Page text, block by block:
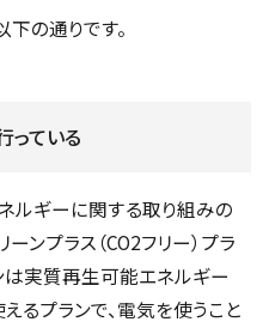
の通りです。
っている
ギーに関する取り組みの
ンプラス（CO2フリー）プラ
は実質再生可能エネルギー
るプランで、電気を使うこと